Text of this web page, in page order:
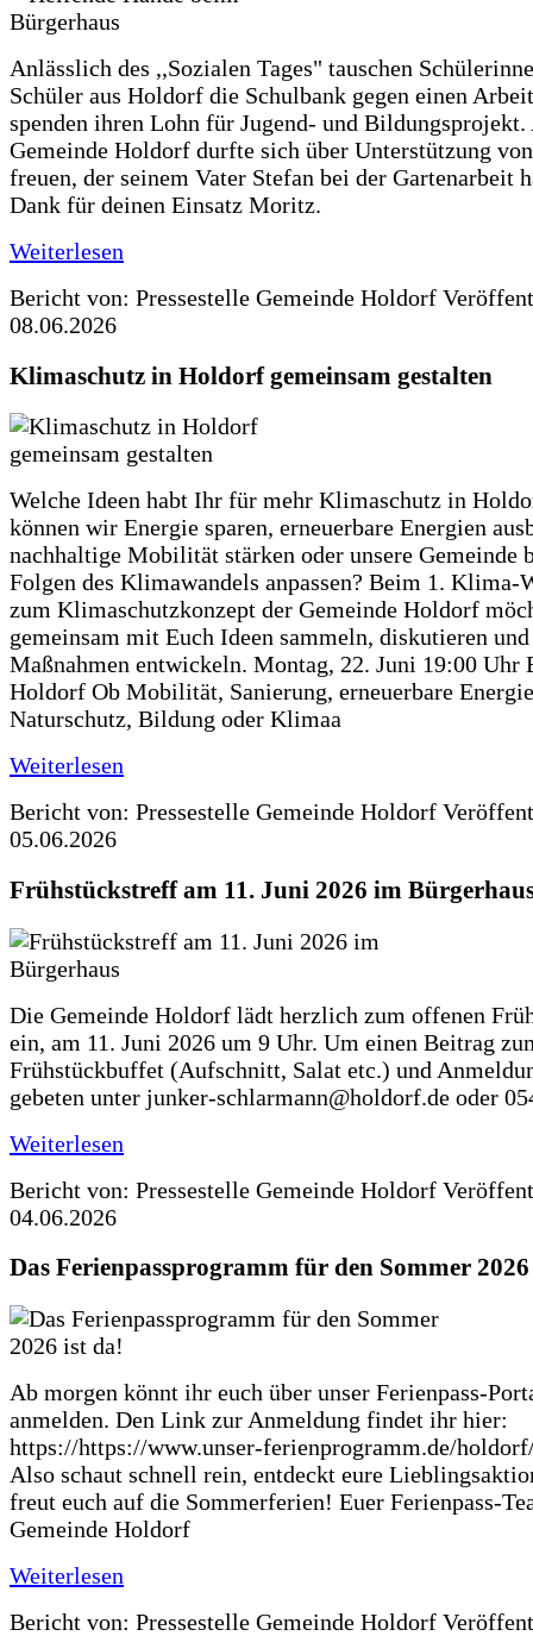
Anlässlich des ,,Sozialen Tages" tauschen
Schüler aus Holdorf die Schulbank gegen einen
spenden ihren Lohn für Jugend- und Bildungsprojekt.
Gemeinde Holdorf durfte sich über Unterstützung
freuen, der seinem Vater Stefan bei der Gartenarbeit
Dank für deinen Einsatz Moritz.
Weiterlesen
Bericht von: Pressestelle Gemeinde Holdorf
08.06.2026
Klimaschutz in Holdorf gemeinsam gestalten
Welche Ideen habt Ihr für mehr Klimaschutz in
können wir Energie sparen, erneuerbare Energien
nachhaltige Mobilität stärken oder unsere Gemeinde
Folgen des Klimawandels anpassen? Beim 1. Klima-
zum Klimaschutzkonzept der Gemeinde Holdorf
gemeinsam mit Euch Ideen sammeln, diskutieren
Maßnahmen entwickeln. Montag, 22. Juni 19:00 Uhr
Holdorf Ob Mobilität, Sanierung, erneuerbare
Naturschutz, Bildung oder Klimaa
Weiterlesen
Bericht von: Pressestelle Gemeinde Holdorf
05.06.2026
Frühstückstreff am 11. Juni 2026 im
Die Gemeinde Holdorf lädt herzlich zum offenen
ein, am 11. Juni 2026 um 9 Uhr. Um einen Beitrag
Frühstückbuffet (Aufschnitt, Salat etc.) und
gebeten unter junker-schlarmann@holdorf.de oder
Weiterlesen
Bericht von: Pressestelle Gemeinde Holdorf
04.06.2026
Das Ferienpassprogramm für den Sommer
Ab morgen könnt ihr euch über unser Ferienpass-
anmelden. Den Link zur Anmeldung findet ihr hier:
https://https://www.unser-ferienprogramm.de/
Also schaut schnell rein, entdeckt eure
freut euch auf die Sommerferien! Euer Ferienpass-
Gemeinde Holdorf
Weiterlesen
Bericht von: Pressestelle Gemeinde Holdorf